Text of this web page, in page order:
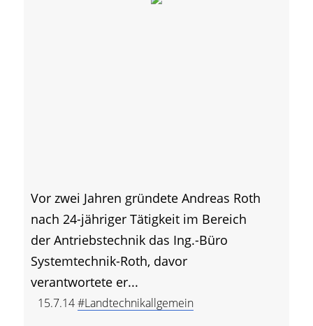
Vor zwei Jahren gründete Andreas Roth
nach 24-jähriger Tätigkeit im Bereich
der Antriebstechnik das Ing.-Büro
Systemtechnik-Roth, davor
verantwortete er...
15.7.14#Landtechnikallgemein